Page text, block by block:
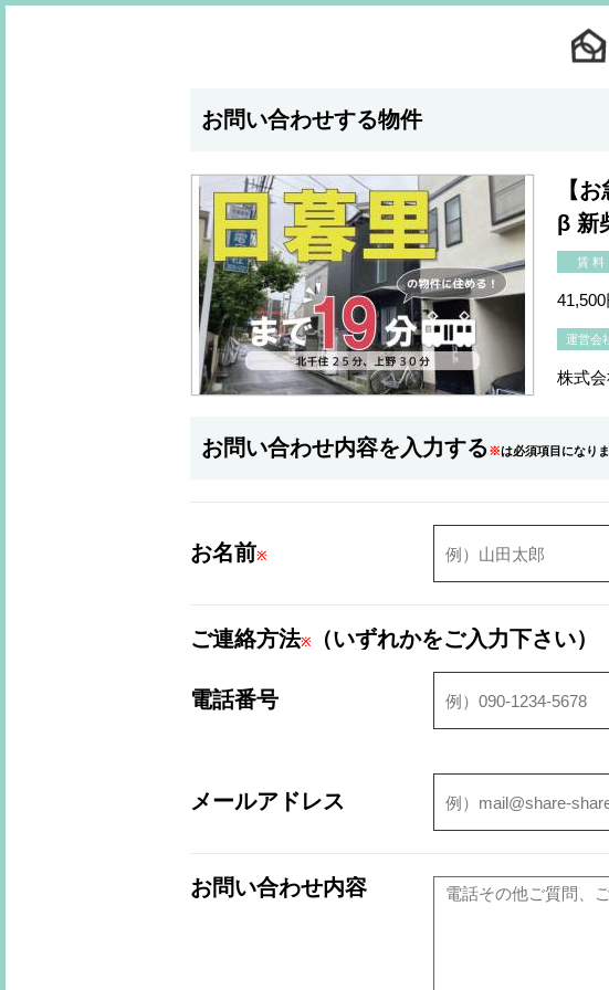
お問い合わせする物件
【
β 新
賃 料
運営会
株式
お問い合わせ内容を入力する※は必須項目になり
お名前※
ご連絡方法※ （いずれかをご入力下さい）
電話番号
メールアドレス
お問い合わせ内容